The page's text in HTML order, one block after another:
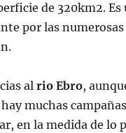
de 320km2.
por las numerosas
al rio Ebro,
muchas
en la medida de lo